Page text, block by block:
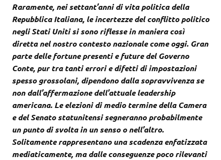
Raramente, nei settant’anni di vita politica della
Repubblica Italiana, le incertezze del conflitto politico
negli Stati Uniti si sono riflesse in maniera così
diretta nel nostro contesto nazionale come oggi. Gran
parte delle fortune presenti e future del Governo
Conte, pur tra tanti errori e difetti di impostazioni
spesso grossolani, dipendono dalla sopravvivenza se
non dall’affermazione dell’attuale leadership
americana. Le elezioni di medio termine della Camera
e del Senato statunitensi segneranno probabilmente
un punto di svolta in un senso o nell’altro.
Solitamente rappresentano una scadenza enfatizzata
mediaticamente, ma dalle conseguenze poco rilevanti